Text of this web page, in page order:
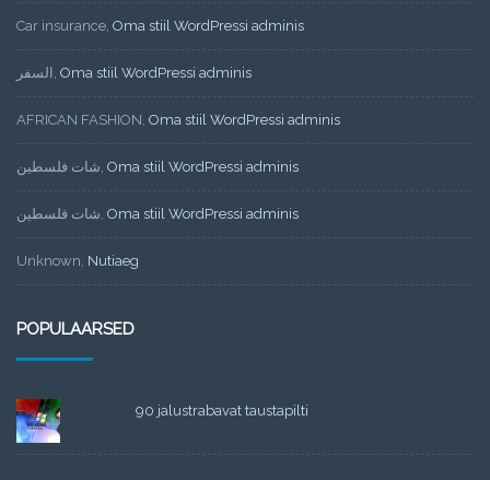
Car insurance Oma stiil WordPressi adminis
السفر Oma stiil WordPressi adminis
AFRICAN FASHION Oma stiil WordPressi adminis
شات فلسطين Oma stiil WordPressi adminis
شات فلسطين Oma stiil WordPressi adminis
Unknown Nutiaeg
POPULAARSED
90 jalustrabavat taustapilti